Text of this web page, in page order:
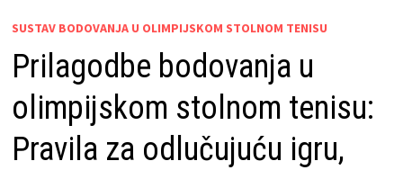
SUSTAV BODOVANJA U OLIMPIJSKOM STOLNOM TENISU
Prilagodbe bodovanja u
olimpijskom stolnom tenisu:
Pravila za odlučujuću igru,